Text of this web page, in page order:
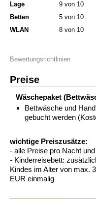
Lage
9 von 10
Betten
5 von 10
WLAN
8 von 10
Bewertungsrichtlinien
Preise
Wäschepaket
Bettwäsche und
gebucht werden
wichtige Preiszusätze:
- alle Preise pro Nacht
- Kinderreisebett:
Kindes im Alter von max.
EUR einmalig